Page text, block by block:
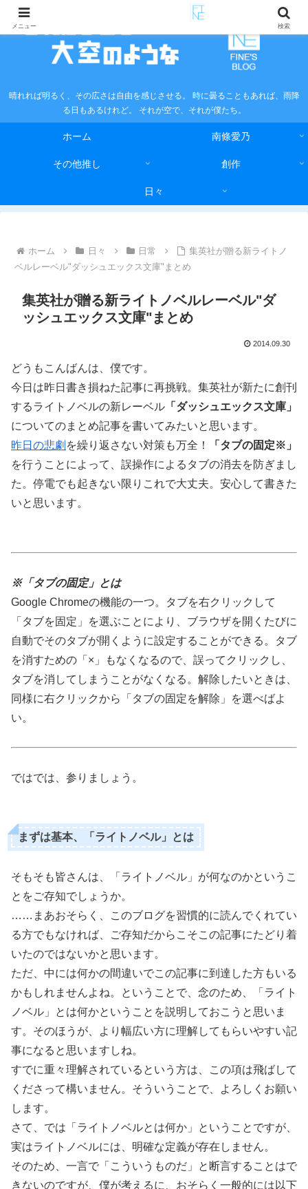
晴れれば明るく、その広さは自由を感じさせる。 時に曇ることもあれば、雨降
る日もあるけれど。 それが空で、それが僕たち。
ホーム 南條愛乃
その他推し 創作
日々
ホーム 日々 日常
集英社が贈る新ライトノ
ベルレーベル"ダッシュエックス文庫"まとめ
集英社が贈る新ライトノベルレーベル"ダ
ッシュエックス文庫"まとめ
2014.09.30
どうもこんばんは、僕です。
今日は昨日書き損ねた記事に再挑戦。集英社が新たに創刊
するライトノベルの新レーベル 「ダッシュエックス文庫」
についてのまとめ記事を書いてみたいと思います。
昨日の悲劇 を繰り返さない対策も万全！
「タブの固定※」
を行うことによって、誤操作によるタブの消去を防ぎまし
た。停電でも起きない限りこれで大丈夫。安心して書きた
いと思います。
※「タブの固定」とは
Google Chromeの機能の一つ。タブを右クリックして
「タブを固定」を選ぶことにより、ブラウザを開くたびに
自動でそのタブが開くように設定することができる。タブ
を消すための「×」もなくなるので、誤ってクリックし、
タブを消してしまうことがなくなる。解除したいときは、
同様に右クリックから「タブの固定を解除」を選べばよ
い。
ではでは、参りましょう。
まずは基本、「ライトノベル」とは
そもそも皆さんは、「ライトノベル」が何なのかというこ
とをご存知でしょうか。
……まあおそらく、このブログを習慣的に読んでくれてい
る方でもなければ、ご存知だからこそこの記事にたどり着
いたのではないかと思います。
ただ、中には何かの間違いでこの記事に到達した方もいる
かもしれませんよね。ということで、念のため、「ライト
ノベル」とは何かということを説明しておこうと思いま
す。そのほうが、より幅広い方に理解してもらいやすい記
事になると思いますしね。
すでに重々理解されているという方は、この項は飛ばして
くださって構いません。そういうことで、よろしくお願い
します。
さて、では「ライトノベルとは何か」ということですが、
実はライトノベルには、明確な定義が存在しません。
そのため、一言で「こういうものだ」と断言することはで
きないのですが、僕が考えるに、おそらく一般的には以下
メニュー 検索